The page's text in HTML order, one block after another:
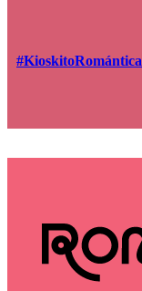
#KioskitoRomántica